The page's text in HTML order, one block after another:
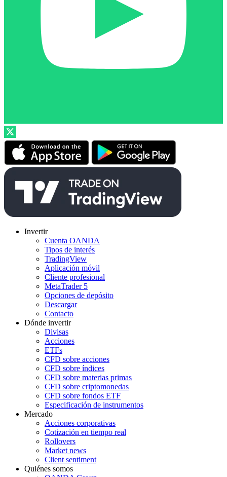
Invertir
Cuenta OANDA
Tipos de interés
TradingView
Aplicación móvil
Cliente profesional
MetaTrader 5
Opciones de depósito
Descargar
Contacto
Dónde invertir
Divisas
Acciones
ETFs
CFD sobre acciones
CFD sobre índices
CFD sobre materias primas
CFD sobre criptomonedas
CFD sobre fondos ETF
Especificación de instrumentos
Mercado
Acciones corporativas
Cotización en tiempo real
Rollovers
Market news
Client sentiment
Quiénes somos